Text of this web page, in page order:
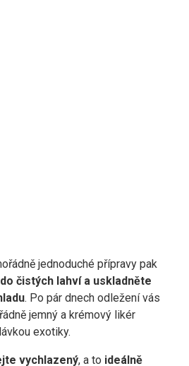
jednoduché přípravy pak
čistých lahví a uskladněte
. Po pár dnech odležení vás
jemný a krémový likér
exotiky.
vychlazený, a to ideálně